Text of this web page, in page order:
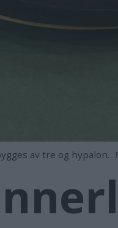
av tre og hypalon.